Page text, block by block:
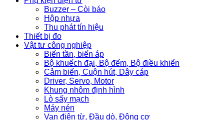
Buzzer – Còi báo
Hộp nhựa
Thu phát tín hiệu
Thiết bị đo
Vật tư công nghiệp
Biến tần, biến áp
Bộ khuếch đại, Bộ đếm, Bộ điều khiển
Cảm biến, Cuộn hút, Dây cáp
Driver, Servo, Motor
Khung nhôm định hình
Lò sấy mạch
Máy nén
Van điện từ, Đầu dò, Động cơ